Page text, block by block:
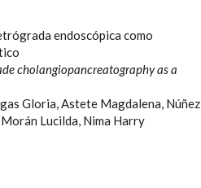
endoscópica como
cholangiopancreatography as a
Gloria, Astete Magdalena, Núñez
Lucilda, Nima Harry